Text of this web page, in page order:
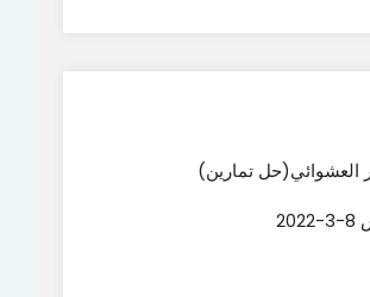
العشوائي(حل تمارين)